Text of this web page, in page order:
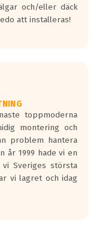
och/eller däck
att installeras!
toppmoderna
montering och
problem hantera
år 1999 hade vi en
Sveriges största
vi lagret och idag